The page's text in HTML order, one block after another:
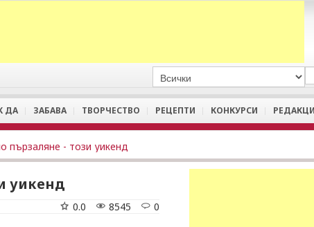
ДА ЗАБАВА ТВОРЧЕСТВО РЕЦЕПТИ КОНКУРСИ
пързаляне - този уикенд
уикенд
0
8545
0.0